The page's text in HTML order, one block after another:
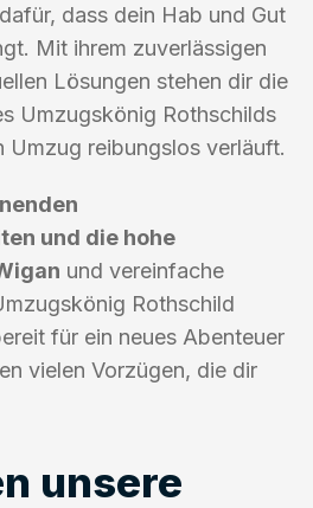
dass dein Hab und Gut
Mit ihrem zuverlässigen
Lösungen stehen dir die
Umzugskönig Rothschilds
Umzug reibungslos verläuft.
und die hohe
und vereinfache
Rothschild
für ein neues Abenteuer
vielen Vorzügen, die dir
unsere